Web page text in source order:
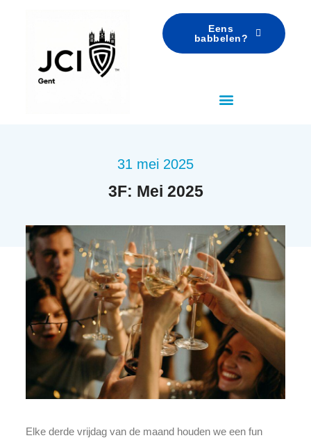
Eens
babbelen?
31 mei 2025
3F: Mei 2025
Elke derde vrijdag van de maand houden we een fun